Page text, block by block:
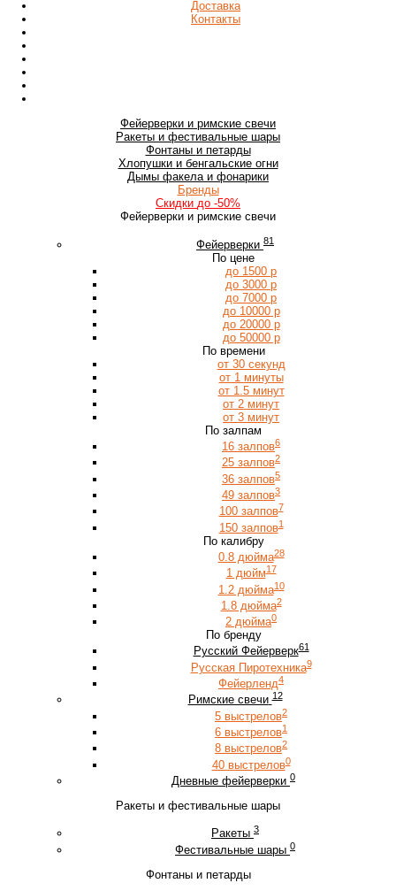
Доставка
Контакты
Фейерверки и римские свечи
Ракеты и фестивальные шары
Фонтаны и петарды
Хлопушки и бенгальские огни
Дымы факела и фонарики
Бренды
Скидки до -50%
Фейерверки и римские свечи
Фейерверки 81
По цене
до 1500 р
до 3000 р
до 7000 р
до 10000 р
до 20000 р
до 50000 р
По времени
от 30 секунд
от 1 минуты
от 1.5 минут
от 2 минут
от 3 минут
По залпам
16 залпов6
25 залпов2
36 залпов5
49 залпов3
100 залпов7
150 залпов1
По калибру
0.8 дюйма28
1 дюйм17
1.2 дюйма10
1.8 дюйма2
2 дюйма0
По бренду
Русский Фейерверк61
Русская Пиротехника9
Фейерленд4
Римские свечи 12
5 выстрелов2
6 выстрелов1
8 выстрелов2
40 выстрелов0
Дневные фейерверки 0
Ракеты и фестивальные шары
Ракеты 3
Фестивальные шары 0
Фонтаны и петарды